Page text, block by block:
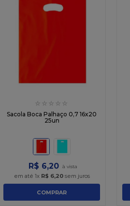
☆ ☆ ☆ ☆ ☆
Sacola Boca Palhaço 0,7 16x20
25un
R$ 6,20
em até 1x R$ 6,20sem juros
COMPRAR